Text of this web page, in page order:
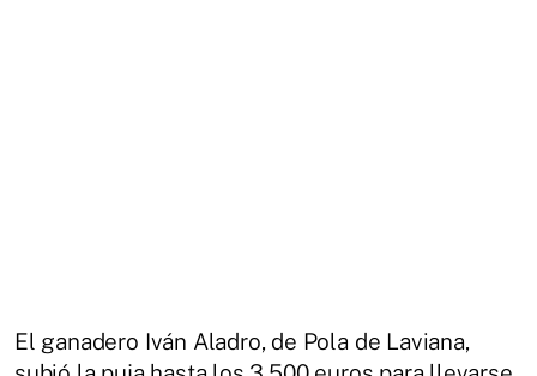
El ganadero Iván Aladro, de Pola de Laviana,